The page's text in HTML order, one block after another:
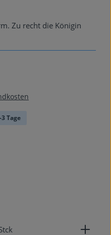
Zu recht die Königin
Tage
gewünschten Wert ein